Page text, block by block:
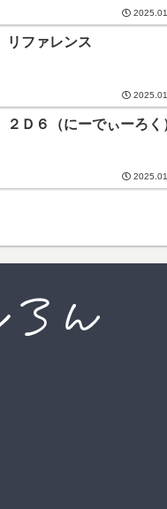
リファレンス
２Ｄ６（にーでぃーろく